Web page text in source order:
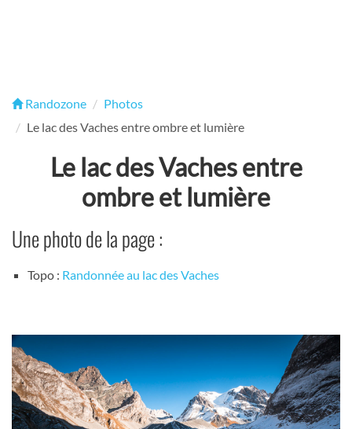
Randozone
Photos
Le lac des Vaches entre ombre et lumière
Le lac des Vaches entre
ombre et lumière
Une photo de la page :
Topo : Randonnée au lac des Vaches